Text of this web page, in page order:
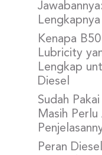
Lengkapnya
Kenapa
Lubricity
Lengkap
Diesel
Sudah
Masih
Peran